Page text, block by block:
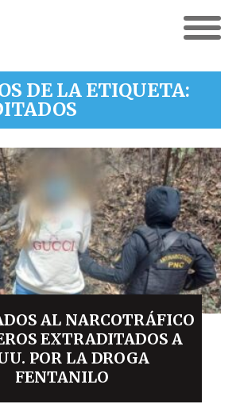
DE LA ETIQUETA:
AL NARCOTRÁFICO
EXTRADITADOS A
POR LA DROGA
FENTANILO